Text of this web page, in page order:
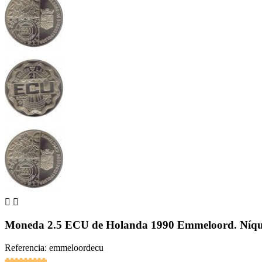
 
Moneda 2.5 ECU de Holanda 1990 Emmeloord.
Referencia: emmeloordecu